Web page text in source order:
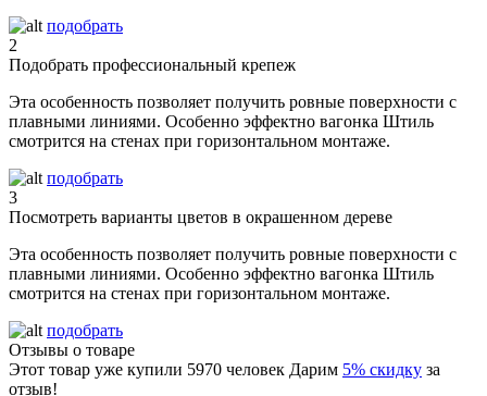
подобрать
2
Подобрать профессиональный крепеж
Эта особенность позволяет получить ровные поверхности с
плавными линиями. Особенно эффектно вагонка Штиль
смотрится на стенах при горизонтальном монтаже.
подобрать
3
Посмотреть варианты цветов в окрашенном дереве
Эта особенность позволяет получить ровные поверхности с
плавными линиями. Особенно эффектно вагонка Штиль
смотрится на стенах при горизонтальном монтаже.
подобрать
Отзывы о товаре
Этот товар уже купили 5970 человек Дарим 5% скидку за
отзыв!